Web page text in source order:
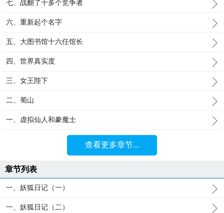
七、战翻了十多个竞争者
六、重新起个名字
五、大图书馆十六任馆长
四、世界真实度
三、女王陛下
二、蜀山
一、虚拟仙人和豢魔士
查看更多章节...
章节列表
一、妖狐日记（一）
一、妖狐日记（二）